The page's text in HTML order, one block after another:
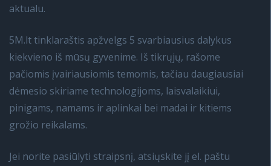
aktualu.
5M.lt tinklaraštis apžvelgs 5 svarbiausius dalykus
kiekvieno iš mūsų gyvenime. Iš tikrųjų, rašome
pačiomis įvairiausiomis temomis, tačiau daugiausiai
dėmesio skiriame technologijoms, laisvalaikiui,
pinigams, namams ir aplinkai bei madai ir kitiems
grožio reikalams.
Jei norite pasiūlyti straipsnį, atsiųskite jį el. paštu